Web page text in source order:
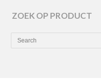
ZOEK OP PRODUCT